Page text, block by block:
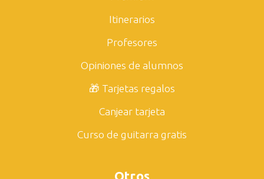
Itinerarios
Profesores
Opiniones de alumnos
🎁 Tarjetas regalos
Canjear tarjeta
Curso de guitarra gratis
Otros